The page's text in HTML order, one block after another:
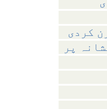
کردی
پر